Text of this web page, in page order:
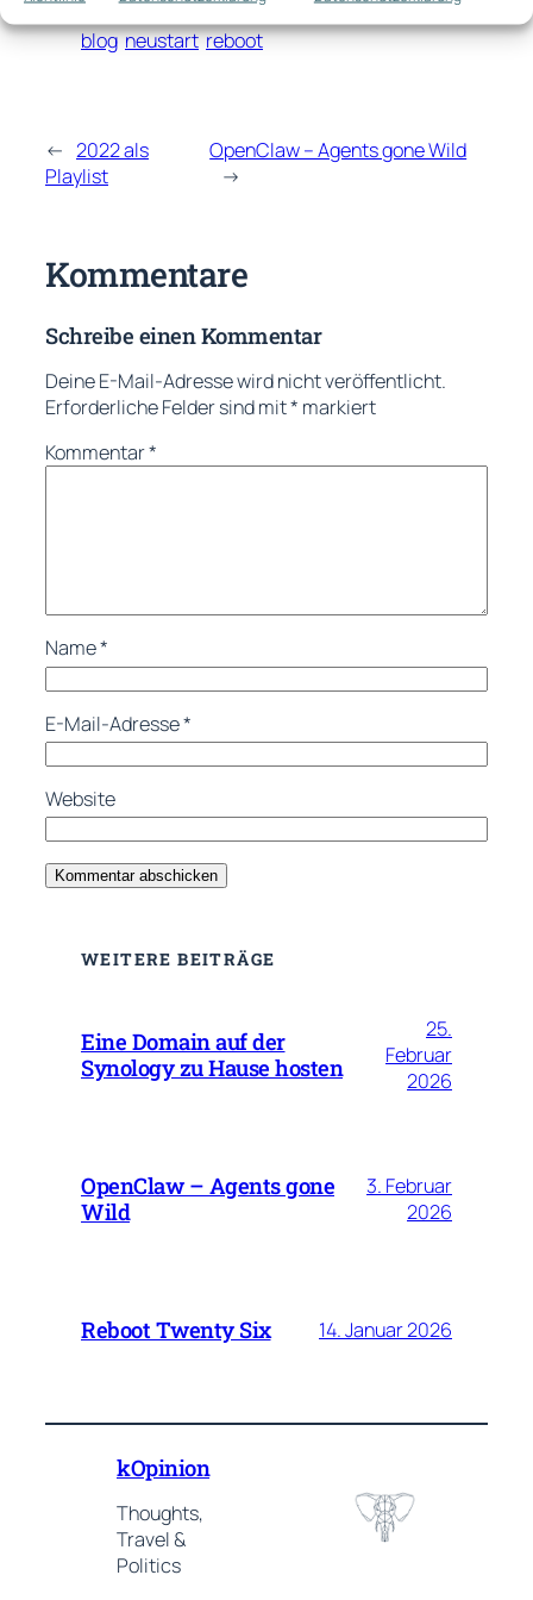
blog neustart reboot
← 2022 als
Playlist
OpenClaw – Agents gone Wild
→
Kommentare
Schreibe einen Kommentar
Deine E-Mail-Adresse wird nicht veröffentlicht.
Erforderliche Felder sind mit* markiert
Kommentar*
Name*
E-Mail-Adresse*
Website
WEITERE BEITRÄGE
Eine Domain auf der
Synology zu Hause hosten
25.
Februar
2026
OpenClaw – Agents gone
Wild
3. Februar
2026
Reboot Twenty Six 14. Januar 2026
kOpinion
Thoughts,
Travel &
Politics